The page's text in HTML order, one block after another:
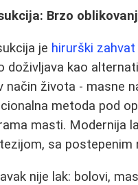
Brzo
je hirurški zahvat
doživljava kao
način života - masne
metoda pod
masti. Modernija
sa postepenim
nije lak: bolovi,